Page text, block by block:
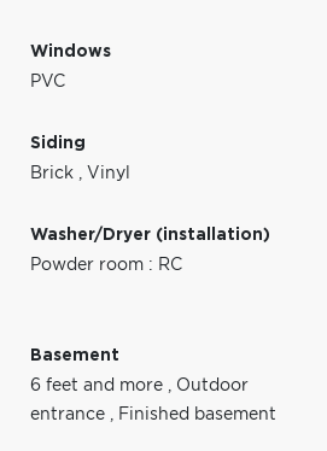
Windows
PVC
Siding
Brick , Vinyl
Washer/Dryer (installation)
Powder room : RC
Basement
6 feet and more , Outdoor
entrance , Finished basement